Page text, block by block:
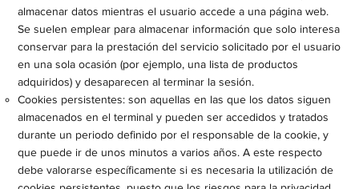
almacenar datos mientras el usuario accede a una página web.
Se suelen emplear para almacenar información que solo interesa
conservar para la prestación del servicio solicitado por el usuario
en una sola ocasión (por ejemplo, una lista de productos
adquiridos) y desaparecen al terminar la sesión.
Cookies persistentes: son aquellas en las que los datos siguen
almacenados en el terminal y pueden ser accedidos y tratados
durante un periodo definido por el responsable de la cookie, y
que puede ir de unos minutos a varios años. A este respecto
debe valorarse específicamente si es necesaria la utilización de